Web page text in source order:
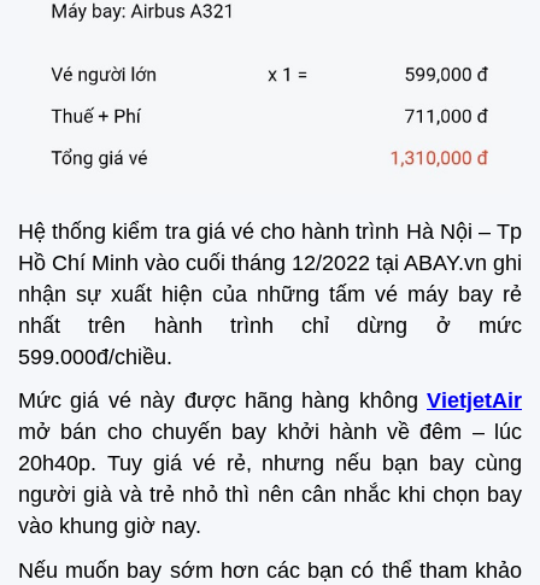
Hệ thống kiểm tra giá vé cho hành trình Hà Nội – Tp
Hồ Chí Minh vào cuối tháng 12/2022 tại ABAY.vn ghi
nhận sự xuất hiện của những tấm vé máy bay rẻ
nhất trên hành trình chỉ dừng ở mức
599.000đ/chiều.
Mức giá vé này được hãng hàng không VietjetAir
mở bán cho chuyến bay khởi hành về đêm – lúc
20h40p. Tuy giá vé rẻ, nhưng nếu bạn bay cùng
người già và trẻ nhỏ thì nên cân nhắc khi chọn bay
vào khung giờ nay.
Nếu muốn bay sớm hơn các bạn có thể tham khảo